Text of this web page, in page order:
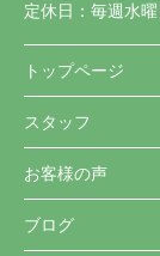
定休日： 毎週水曜
トップページ
スタッフ
お客様の声
ブログ